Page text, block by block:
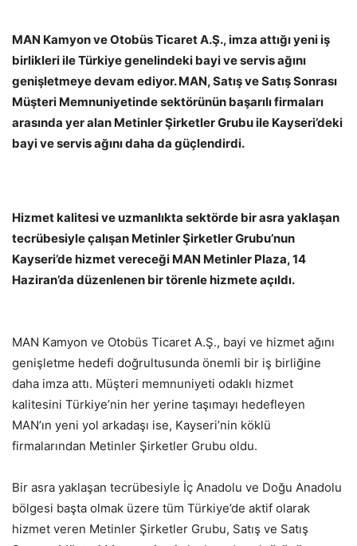
MAN Kamyon ve Otobüs Ticaret A.Ş., imza attığı yeni iş
birlikleri ile Türkiye genelindeki bayi ve servis ağını
genişletmeye devam ediyor. MAN, Satış ve Satış Sonrası
Müşteri Memnuniyetinde sektörünün başarılı firmaları
arasında yer alan Metinler Şirketler Grubu ile Kayseri’deki
bayi ve servis ağını daha da güçlendirdi.
Hizmet kalitesi ve uzmanlıkta sektörde bir asra yaklaşan
tecrübesiyle çalışan Metinler Şirketler Grubu’nun
Kayseri’de hizmet vereceği MAN Metinler Plaza, 14
Haziran’da düzenlenen bir törenle hizmete açıldı.
MAN Kamyon ve Otobüs Ticaret A.Ş., bayi ve hizmet ağını
genişletme hedefi doğrultusunda önemli bir iş birliğine
daha imza attı. Müşteri memnuniyeti odaklı hizmet
kalitesini Türkiye’nin her yerine taşımayı hedefleyen
MAN’ın yeni yol arkadaşı ise, Kayseri’nin köklü
firmalarından Metinler Şirketler Grubu oldu.
Bir asra yaklaşan tecrübesiyle İç Anadolu ve Doğu Anadolu
bölgesi başta olmak üzere tüm Türkiye’de aktif olarak
hizmet veren Metinler Şirketler Grubu, Satış ve Satış